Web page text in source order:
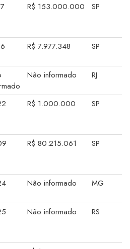
R$ 153.000.000 SP
R$ 7.977.348 SP
Não informado RJ
R$ 1.000.000 SP
R$ 80.215.061 SP
Não informado MG
Não informado RS